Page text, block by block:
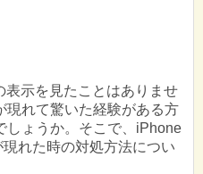
示を見たことはありませ
現れて驚いた経験がある方
しょうか。そこで、iPhone
れた時の対処方法につい